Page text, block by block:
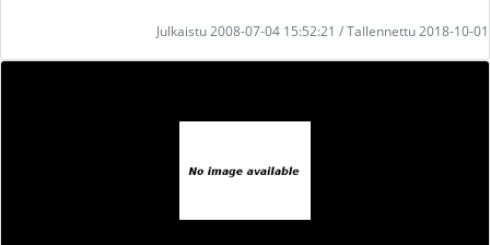
Julkaistu 2008-07-04 15:52:21 / Tallennettu 2018-10-01